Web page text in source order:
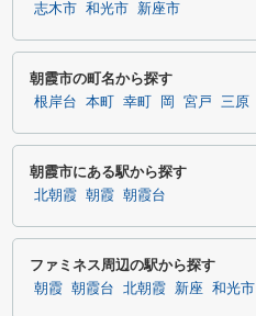
志木市 和光市 新座市
朝霞市の町名から探す
根岸台 本町 幸町 岡 宮戸 三原
朝霞市にある駅から探す
北朝霞 朝霞 朝霞台
ファミネス周辺の駅から探す
朝霞 朝霞台 北朝霞 新座 和光市